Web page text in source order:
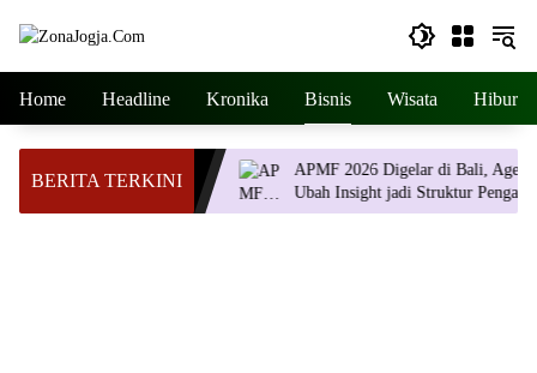
Home Headline Kronika Bisnis Wisata Hiburan
BERITA TERKINI
Ilmiah
Hadirkan Inovasi
APMF 2026 Digelar di Bali, Agendanya
Ubah Insight jadi Struktur Pengambilan
Keputusan